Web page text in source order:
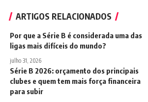
ARTIGOS RELACIONADOS
Por que a Série B é considerada uma das
ligas mais difíceis do mundo?
julho 31, 2026
Série B 2026: orçamento dos principais
clubes e quem tem mais força financeira
para subir